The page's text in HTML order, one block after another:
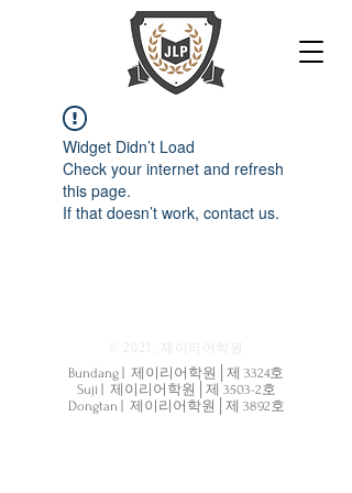
Widget Didn’t Load
Check your internet and refresh
this page.
If that doesn’t work, contact us.
© 2021, 제이리어학원
Bundang | 제이리어학원│제 3324호
Suji | 제이리어학원│제 3503-2호
Dongtan | 제이리어학원│제 3892호